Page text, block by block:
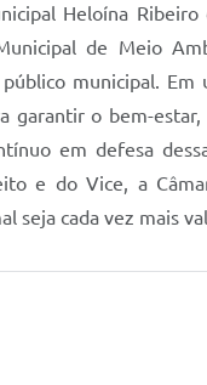
Heloína
de Meio
municipal.
garantir o bem-
em defesa
e do Vice, a
seja cada vez mais